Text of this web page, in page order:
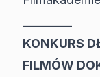
KONKURS
FILMÓW